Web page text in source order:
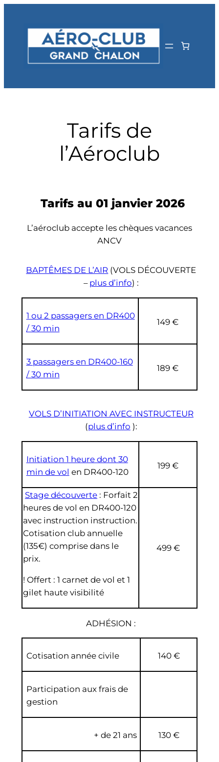
Tarifs de
l’Aéroclub
Tarifs au 01 janvier 2026
L’aéroclub accepte les chèques vacances
ANCV
BAPTÊMES DE L’AIR (VOLS DÉCOUVERTE
– plus d’info) :
1 ou 2 passagers en DR400
/ 30 min
149 €
3 passagers en DR400-160
/ 30 min
189 €
VOLS D’INITIATION AVEC INSTRUCTEUR
(plus d’info ):
Initiation 1 heure dont 30
min de vol en DR400-120
199 €
Stage découverte : Forfait 2
heures de vol en DR400-120
avec instruction instruction.
Cotisation club annuelle
(135€) comprise dans le
prix.
! Offert : 1 carnet de vol et 1
gilet haute visibilité
499 €
ADHÉSION :
Cotisation année civile 140 €
Participation aux frais de
gestion
+ de 21 ans 130 €